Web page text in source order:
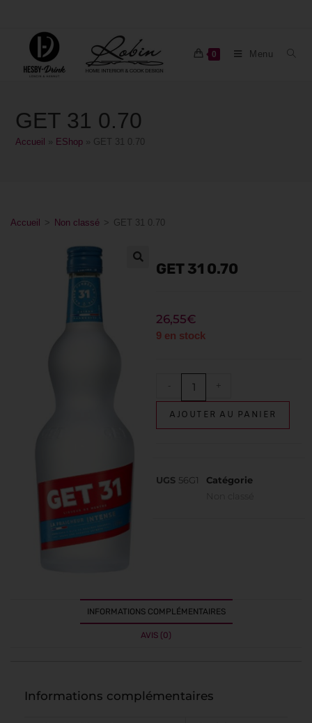
0 Menu
GET 31 0.70
Accueil EShop GET 31 0.70
Accueil > Non classé > GET 31 0.70
GET 31 0.70
26,55€
9 en stock
- +
AJOUTER AU PANIER
UGS 56G1
Catégorie
INFORMATIONS COMPLÉMENTAIRES
AVIS (0)
Informations complémentaires